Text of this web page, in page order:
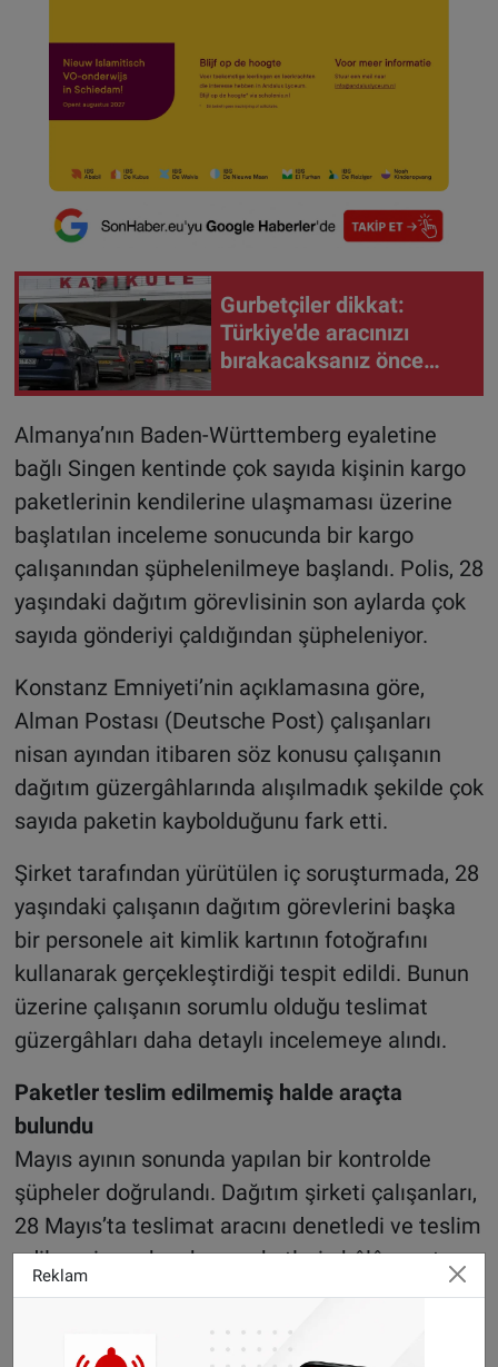
Gurbetçiler dikkat:
Türkiye'de aracınızı
bırakacaksanız önce
Almanya’nın Baden-Württemberg eyaletine
bağlı Singen kentinde çok sayıda kişinin kargo
paketlerinin kendilerine ulaşmaması üzerine
başlatılan inceleme sonucunda bir kargo
çalışanından şüphelenilmeye başlandı. Polis, 28
yaşındaki dağıtım görevlisinin son aylarda çok
sayıda gönderiyi çaldığından şüpheleniyor.
Konstanz Emniyeti’nin açıklamasına göre,
Alman Postası (Deutsche Post) çalışanları
nisan ayından itibaren söz konusu çalışanın
dağıtım güzergâhlarında alışılmadık şekilde çok
sayıda paketin kaybolduğunu fark etti.
Şirket tarafından yürütülen iç soruşturmada, 28
yaşındaki çalışanın dağıtım görevlerini başka
bir personele ait kimlik kartının fotoğrafını
kullanarak gerçekleştirdiği tespit edildi. Bunun
üzerine çalışanın sorumlu olduğu teslimat
güzergâhları daha detaylı incelemeye alındı.
Paketler teslim edilmemiş halde araçta
bulundu
Mayıs ayının sonunda yapılan bir kontrolde
şüpheler doğrulandı. Dağıtım şirketi çalışanları,
28 Mayıs’ta teslimat aracını denetledi ve teslim
edilmesi gereken bazı paketlerin hâlâ araçta
bulunduğunu belirledi.
Durumun polise bildirilmesi üzerine soruşturma
Reklam